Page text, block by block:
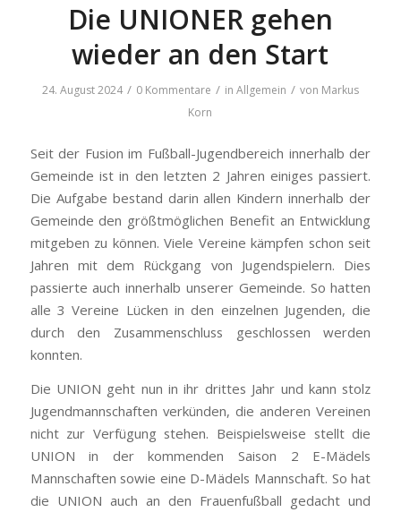
Die UNIONER gehen
wieder an den Start
24. August 2024 / 0 Kommentare / in Allgemein / von Markus
Korn
Seit der Fusion im Fußball-Jugendbereich innerhalb der
Gemeinde ist in den letzten 2 Jahren einiges passiert.
Die Aufgabe bestand darin allen Kindern innerhalb der
Gemeinde den größtmöglichen Benefit an Entwicklung
mitgeben zu können. Viele Vereine kämpfen schon seit
Jahren mit dem Rückgang von Jugendspielern. Dies
passierte auch innerhalb unserer Gemeinde. So hatten
alle 3 Vereine Lücken in den einzelnen Jugenden, die
durch den Zusammenschluss geschlossen werden
konnten.
Die UNION geht nun in ihr drittes Jahr und kann stolz
Jugendmannschaften verkünden, die anderen Vereinen
nicht zur Verfügung stehen. Beispielsweise stellt die
UNION in der kommenden Saison 2 E-Mädels
Mannschaften sowie eine D-Mädels Mannschaft. So hat
die UNION auch an den Frauenfußball gedacht und